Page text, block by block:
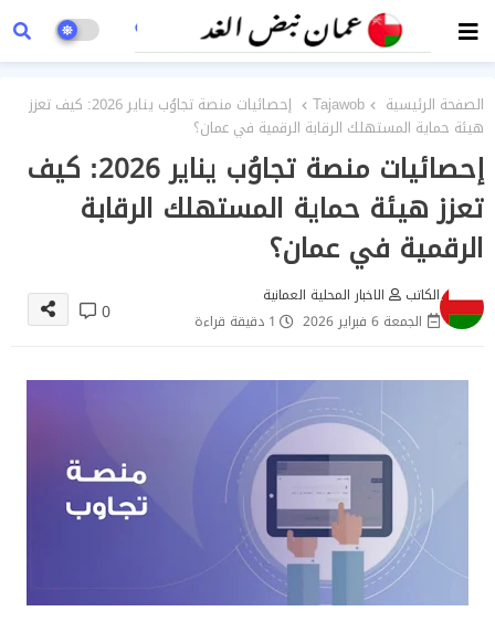
الصفحة الرئيسية Tajawob
إحصائيات منصة تجاوُب يناير 2026: كيف تعزز
هيئة حماية المستهلك الرقابة الرقمية في عمان؟
إحصائيات منصة تجاوُب يناير 2026: كيف
تعزز هيئة حماية المستهلك الرقابة
الرقمية في عمان؟
الكاتب
الاخبار المحلية العمانية
الجمعة 6 فبراير 2026
1 دقيقة قراءة 0